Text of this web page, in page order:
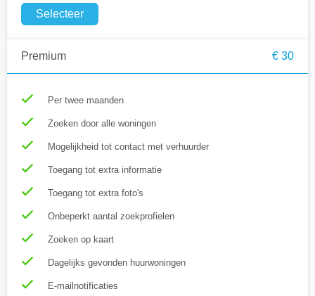
Selecteer
Premium € 30
Per twee maanden
Zoeken door alle woningen
Mogelijkheid tot contact met verhuurder
Toegang tot extra informatie
Toegang tot extra foto's
Onbeperkt aantal zoekprofielen
Zoeken op kaart
Dagelijks gevonden huurwoningen
E-mailnotificaties